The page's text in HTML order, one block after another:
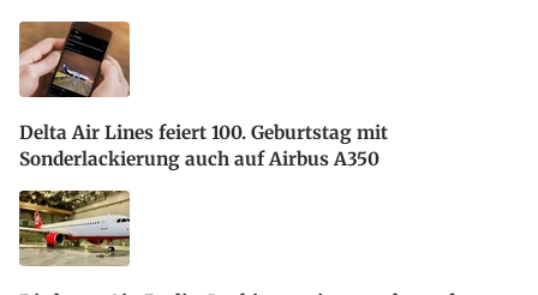
Delta Air Lines feiert 100. Geburtstag mit
Sonderlackierung auch auf Airbus A350